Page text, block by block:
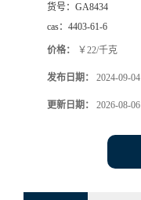
货号： GA8434
cas： 4403-61-6
价格： ￥22/千克
发布日期： 2024-09-04
更新日期： 2026-08-06